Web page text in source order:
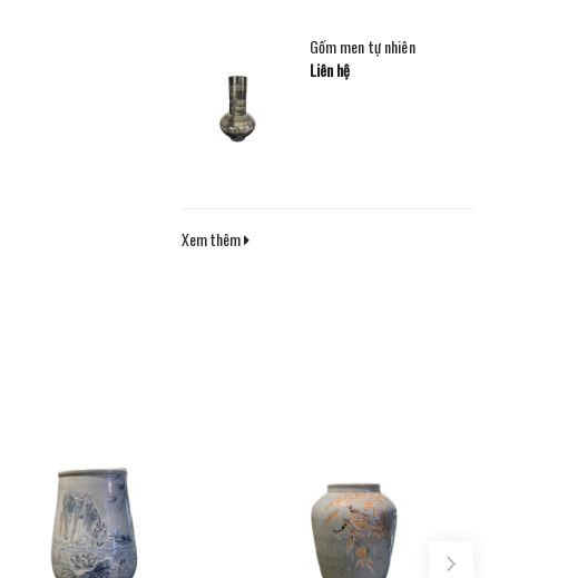
Gốm men tự nhiên
Liên hệ
Xem thêm